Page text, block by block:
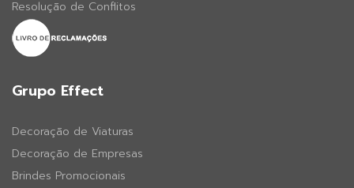
Resolução de Conflitos
Grupo Effect
Decoração de Viaturas
Decoração de Empresas
Brindes Promocionais